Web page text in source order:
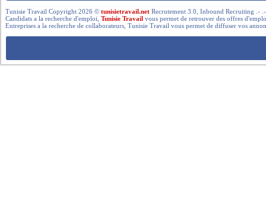
Tunisie Travail Copyright 2026 ©tunisietravail.net Recrutement 3.0, Inbound Recruiting .-
Candidats a la recherche d'emploi,Tunisie Travail vous permet de retrouver des offres
Entreprises a la recherche de collaborateurs, Tunisie Travail vous permet de diffuser vos